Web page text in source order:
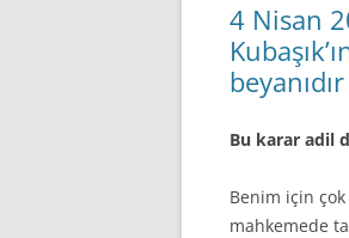
4 Nisan
beyanıdır
Bu karar adil
Benim için
mahkemede